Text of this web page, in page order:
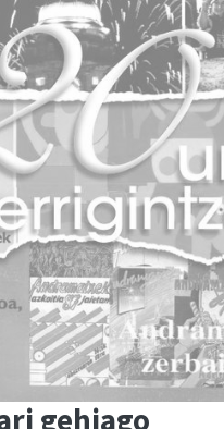
gehiago